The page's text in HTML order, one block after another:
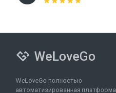
WeLoveGo
WeLoveGo полностью
автоматизированная платформа